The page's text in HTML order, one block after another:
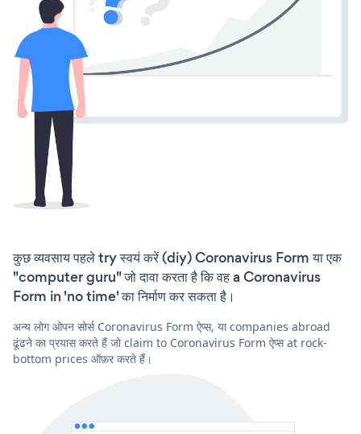
कुछ व्यवसाय पहले try स्वयं करें (diy) Coronavirus Form या एक
"computer guru" जो दावा करता है कि वह a Coronavirus
Form in 'no time' का निर्माण कर सकता है।
अन्य लोग ओपन सोर्स Coronavirus Form ऐप्स, या companies abroad
ढूंढने का प्रयास करते हैं जो claim to Coronavirus Form ऐप्स at rock-
bottom prices ऑफ़र करते हैं।